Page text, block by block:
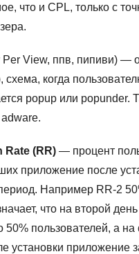
что и CPL, только с
Per View, ппв, пипиви) —
схема, когда
popup или popunder.
Rate (RR) — процент
приложение после
Например RR-2
что на второй
50% пользователей, а на
установки приложение